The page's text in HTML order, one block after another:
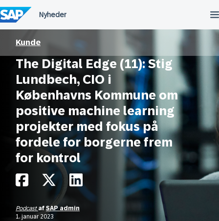
til
indholdet
Kunde
The Digital Edge (11): Stig
Lundbech, CIO i
Københavns Kommune om
positive machine learning
projekter med fokus på
fordele for borgerne frem
for kontrol
Podcast af SAP admin
1. januar 2023